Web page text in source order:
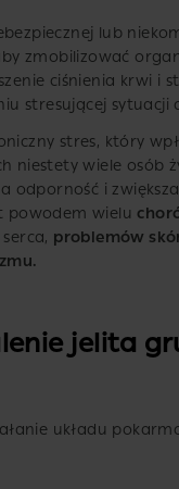
lub
zmobilizować
ciśnienia krwi i
stresującej
stres, który
niestety wiele osób
odporność i
powodem wielu
problemów
jelita
układu